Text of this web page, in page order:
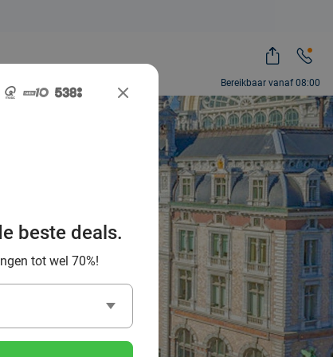
Bereikbaar vanaf 08:00
via
beste deals.
tot wel 70%!